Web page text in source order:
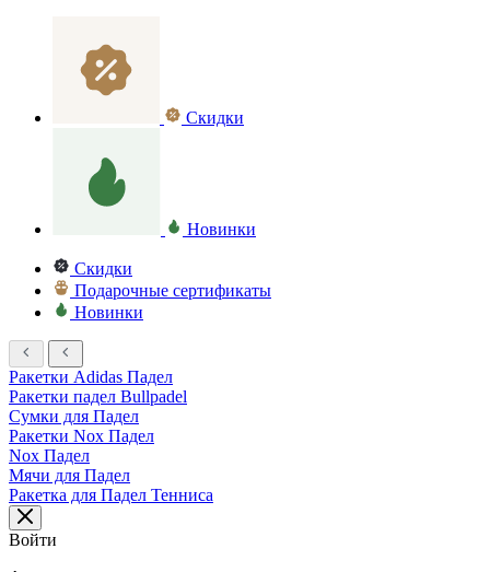
Скидки
Новинки
Скидки
Подарочные сертификаты
Новинки
Ракетки Adidas Падел
Ракетки падел Bullpadel
Сумки для Падел
Ракетки Nox Падел
Nox Падел
Мячи для Падел
Ракетка для Падел Тенниса
Войти